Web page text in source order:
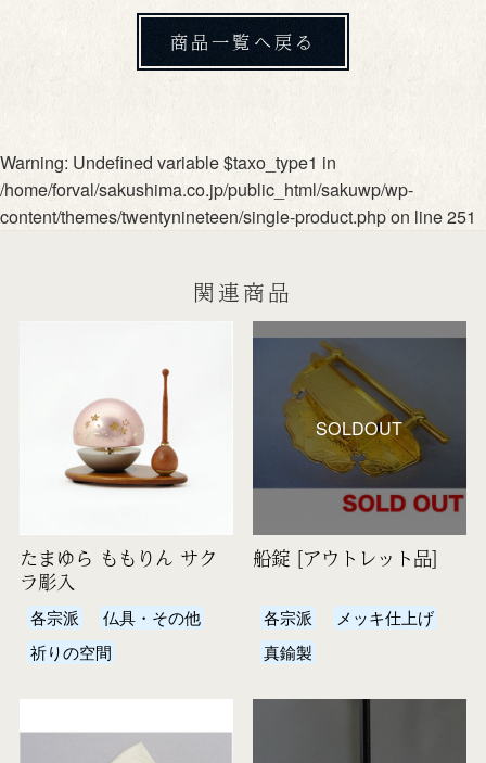
商品一覧へ戻る
Warning: Undefined variable $taxo_type1 in
/home/forval/sakushima.co.jp/public_html/sakuwp/wp-
content/themes/twentynineteen/single-product.phpon line251
関連商品
たまゆら ももりん サク
ラ彫入
各宗派
仏具・その他
祈りの空間
SOLDOUT
船錠 [アウトレット品]
各宗派
メッキ仕上げ
真鍮製